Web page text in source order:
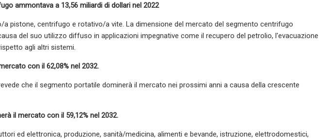
ammontava a 13,56 miliardi di dollari nel 2022
pistone, centrifugo e rotativo/a vite. La dimensione del mercato del segmento centrifugo
del suo utilizzo diffuso in applicazioni impegnative come il recupero del petrolio, l'evacuazione
agli altri sistemi.
con il 62,08% nel 2032.
che il segmento portatile dominerà il mercato nei prossimi anni a causa della crescente
il mercato con il 59,12% nel 2032.
ed elettronica, produzione, sanità/medicina, alimenti e bevande, istruzione, elettrodomestici,